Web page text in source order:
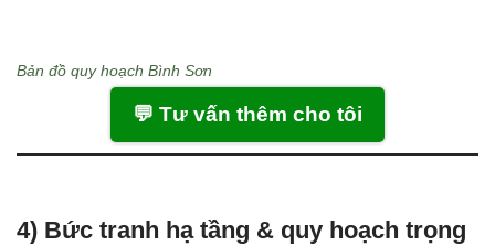
Bản đồ quy hoạch Bình Sơn
💬 Tư vấn thêm cho tôi
4) Bức tranh hạ tầng & quy hoạch trọng